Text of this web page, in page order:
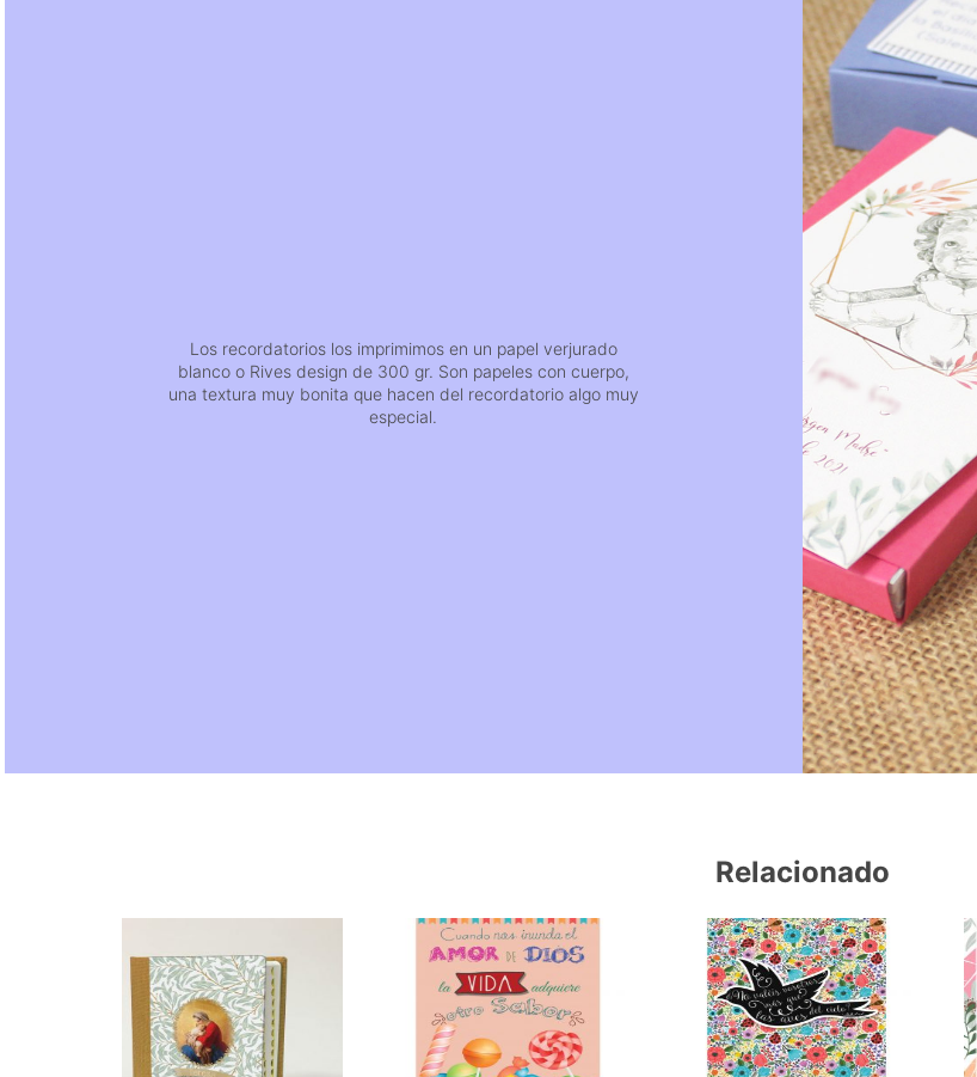
Los recordatorios los imprimimos en un papel verjurado
blanco o Rives design de 300 gr. Son papeles con cuerpo,
una textura muy bonita que hacen del recordatorio algo muy
especial.
Relacionado